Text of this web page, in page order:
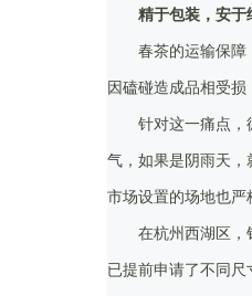
精于包装，安于
春茶的运输保障
因磕碰造成品相受损
针对这一痛点，
气，如果是阴雨天，
市场设置的场地也严
在杭州西湖区，
已提前申请了不同尺